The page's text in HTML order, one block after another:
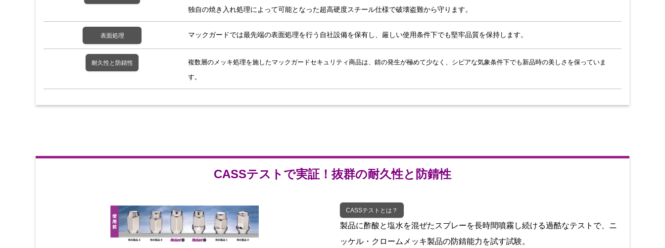
独自の焼き入れ処理によって可能となった超高硬度スチール仕様で破壊盗難から守ります。
表面処理 マックガードでは最先端の表面処理を行う自社設備を保有し、厳しい使用条件下でも堅牢品質を保持します。
耐久性と防錆性
複数層のメッキ処理を施したマックガードセキュリティ商品は、錆の発生が極めて少なく、シビアな気象条件下でも新品時の美しさを保っていま
す。
CASSテストで実証！抜群の耐久性と防錆性
CASSテストとは？
製品に酢酸と塩水を混ぜたスプレーを長時間噴霧し続ける過酷なテストで、ニ
ッケル・クロームメッキ製品の防錆能力を試す試験。